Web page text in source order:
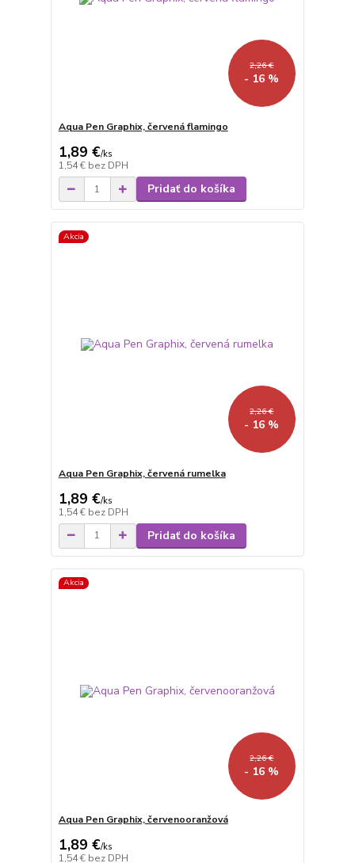
2,26 €
- 16 %
Aqua Pen Graphix, červená flamingo
1,89 €/ks
1,54 € bez DPH
Pridať do košíka
Akcia
2,26 €
- 16 %
Aqua Pen Graphix, červená rumelka
1,89 €/ks
1,54 € bez DPH
Pridať do košíka
Akcia
2,26 €
- 16 %
Aqua Pen Graphix, červenooranžová
1,89 €/ks
1,54 € bez DPH